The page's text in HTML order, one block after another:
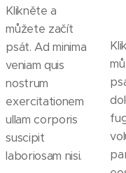
Klikněte a
můžete začít
psát. Ad minima
veniam quis
nostrum
exercitationem
ullam corporis
suscipit
laboriosam nisi.